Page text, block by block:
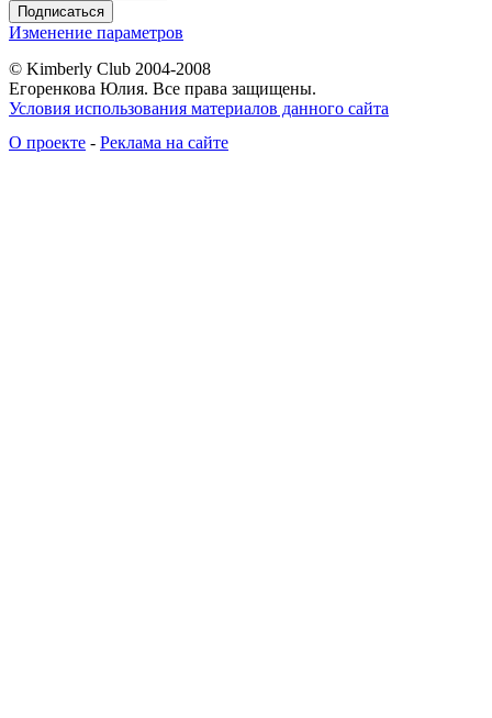
Изменение параметров
© Kimberly Club 2004-2008
Егоренкова Юлия. Все права защищены.
Условия использования материалов данного сайта
О проекте - Реклама на сайте